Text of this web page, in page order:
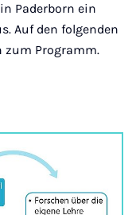
Paderborn ein
Auf den folgenden
zum Programm.